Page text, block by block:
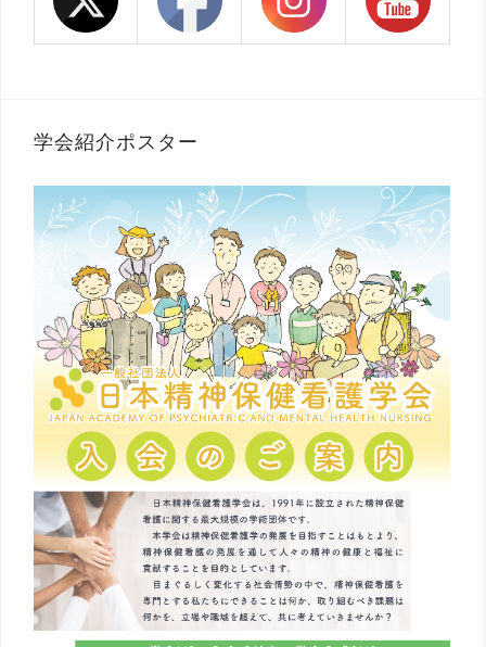
学会紹介ポスター